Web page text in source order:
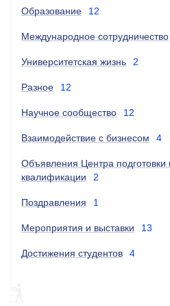
Образование 12
Международное сотрудничество
Университетская жизнь 2
Разное 12
Научное сообщество 12
Взаимодействие с бизнесом 4
Объявления Центра подготовки
квалификации
2
Поздравления 1
Мероприятия и выставки 13
Достижения студентов 4